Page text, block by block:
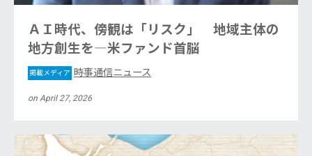
ＡＩ時代、傍観は「リスク」 地域主体の
地方創生を―米ファンド首脳
掲載メディア 時事通信ニュース
on April 27, 2026